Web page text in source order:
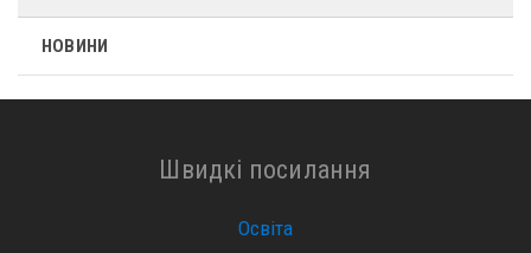
НОВИНИ
Швидкі посилання
Освіта